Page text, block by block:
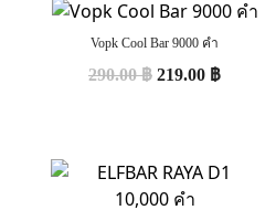
Vopk Cool Bar 9000 คำ
290.00฿ 219.00 ฿